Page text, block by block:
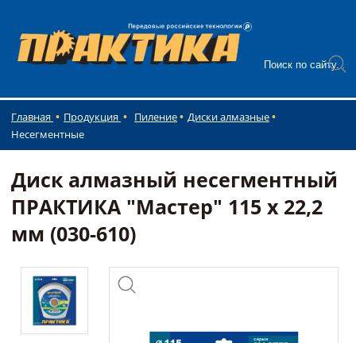
Главная Продукция Пиление
Диски алмазные
Несегментные
Диск алмазный несегментный
ПРАКТИКА "Мастер" 115 х 22,2
мм (030-610)